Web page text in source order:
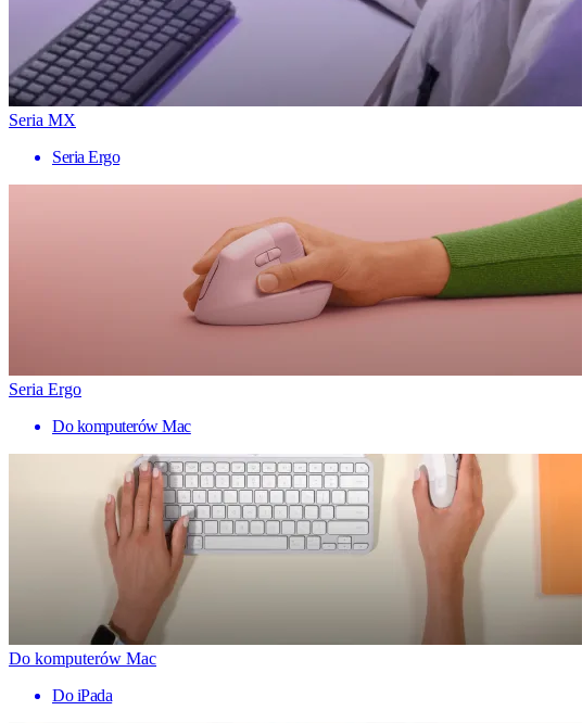
Seria MX
Seria Ergo
Seria Ergo
Do komputerów Mac
Do komputerów Mac
Do iPada